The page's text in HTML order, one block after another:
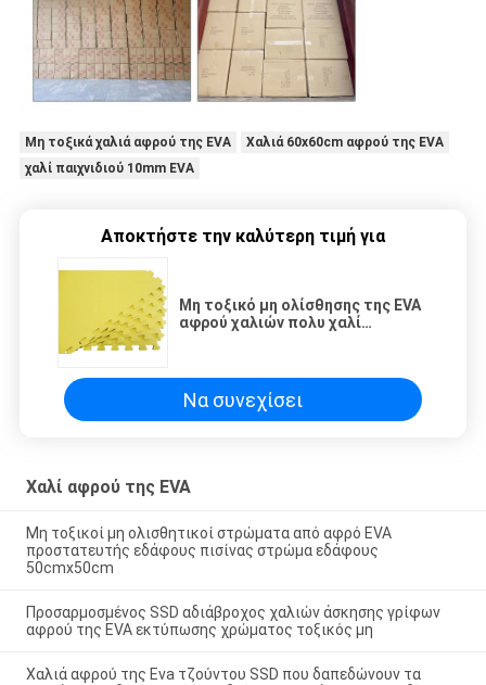
Μη τοξικά χαλιά αφρού της EVA
Χαλιά 60x60cm αφρού της EVA
χαλί παιχνιδιού 10mm EVA
Αποκτήστε την καλύτερη τιμή για
Μη τοξικό μη ολίσθησης της EVA
αφρού χαλιών πολυ χαλί
Να συνεχίσει
Χαλί αφρού της EVA
Μη τοξικοί μη ολισθητικοί στρώματα από αφρό EVA
προστατευτής εδάφους πισίνας στρώμα εδάφους
50cmx50cm
Προσαρμοσμένος SSD αδιάβροχος χαλιών άσκησης γρίφων
αφρού της EVA εκτύπωσης χρώματος τοξικός μη
Χαλιά αφρού της Eva τζούντου SSD που δαπεδώνουν τα